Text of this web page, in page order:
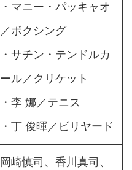
・マニー・パッキャオ
／ボクシング
・サチン・テンドルカ
ール／クリケット
・李 娜／テニス
・丁 俊暉／ビリヤード
岡崎慎司、香川真司、